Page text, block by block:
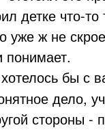
детке что-
уже ж не
понимает.
бы с
дело,
стороны -